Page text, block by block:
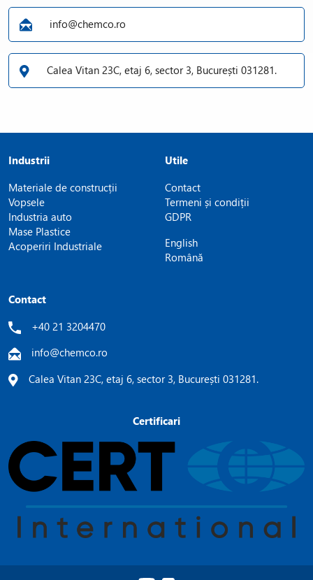
info@chemco.ro
Calea Vitan 23C, etaj 6, sector 3, București 031281.
Industrii
Materiale de construcții
Vopsele
Industria auto
Mase Plastice
Acoperiri Industriale
Utile
Contact
Termeni și condiții
GDPR
English
Română
Contact
+40 21 3204470
info@chemco.ro
Calea Vitan 23C, etaj 6, sector 3, București 031281.
Certificari